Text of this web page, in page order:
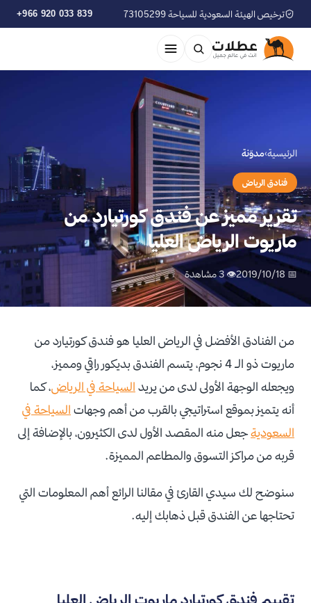
ترخيص الهيئة السعودية للسياحة 73105299 +966 920 033 839
الرئيسية›مدوّنة
فنادق الرياض
تقرير مميز عن فندق كورتيارد من
ماريوت الرياض العليا
📅 2019/10/18 👁 3 مشاهدة
من الفنادق الأفضل في الرياض العليا هو فندق كورتيارد من
ماريوت ذو الـ 4 نجوم، يتسم الفندق بديكور راقي ومميز،
ويجعله الوجهة الأولى لدى من يريد السياحة في الرياض، كما
أنه يتميز بموقع استراتيجي بالقرب من أهم وجهات السياحة في
السعوديةجعل منه المقصد الأول لدى الكثيرون، بالإضافة إلى
قربه من مراكز التسوق والمطاعم المميزة.
سنوضح لك سيدي القارئ في مقالنا الرائع أهم المعلومات التي
تحتاجها عن الفندق قبل ذهابك إليه.